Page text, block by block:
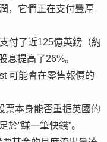
，它們正在支付豐厚
付了近125億英鎊（約
息提高了26%。
可能會在零售報價的
票本身能否重振英國的
”賺一筆快錢”。